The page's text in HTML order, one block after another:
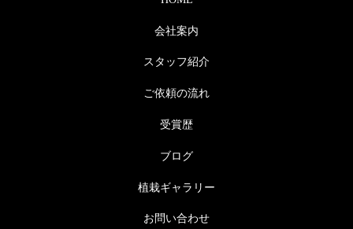
会社案内
スタッフ紹介
ご依頼の流れ
受賞歴
ブログ
植栽ギャラリー
お問い合わせ